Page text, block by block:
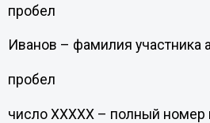
пробел
Иванов – фамилия участника
пробел
число ХХХХХ – полный номер